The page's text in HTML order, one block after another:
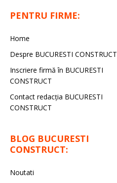
PENTRU FIRME:
Home
Despre BUCURESTI CONSTRUCT
Inscriere firmă în BUCURESTI
CONSTRUCT
Contact redacţia BUCURESTI
CONSTRUCT
BLOG BUCURESTI
CONSTRUCT:
Noutati